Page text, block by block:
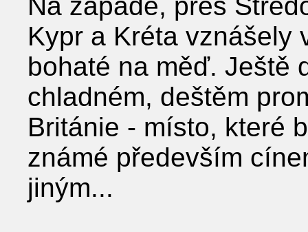
Kypr a Kréta vznášely
bohaté na měď. Ještě
chladném, deštěm
Británie - místo, které
známé především
jiným...